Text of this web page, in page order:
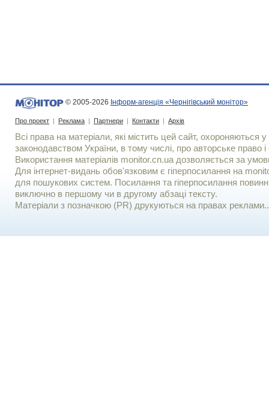
© 2005-2026 Інформ-агенція «Чернігівський монітор»
Про проект | Реклама | Партнери | Контакти | Архів
Всі права на матеріали, які містить цей сайт, охороняються у
законодавством України, в тому числі, про авторське право і
Використання матерiалiв monitor.cn.ua дозволяється за
Для iнтернет-видань обов'язковим є гiперпосилання на
для пошукових систем. Посилання та гіперпосилання
виключно в першому чи в другому абзаці тексту.
Матеріали з позначкою (PR) друкуються на правах реклами..